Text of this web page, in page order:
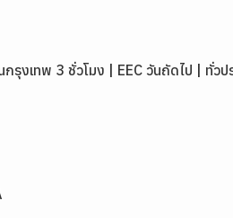
งเทพ 3 ชั่วโมง | EEC วันถัดไป | ทั่วป